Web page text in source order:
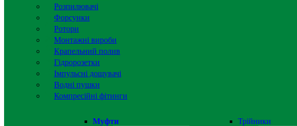
Розпилювачі
Форсунки
Ротори
Монтажні вироби
Крапельний полив
Гідророзетки
Імпульсні дощувачі
Водні пушки
Компресійні фітинги
Муфти Трійники